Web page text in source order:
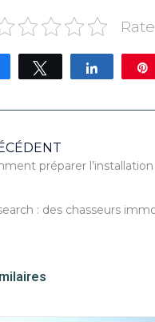
Partagez Tweetez Partagez